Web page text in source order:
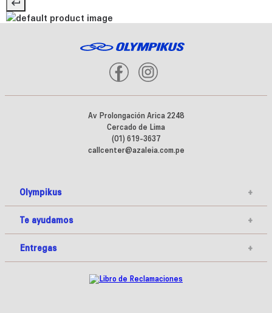
Av Prolongación Arica 2248
Cercado de Lima
(01) 619-3637
callcenter@azaleia.com.pe
Olympikus +
Te ayudamos +
Entregas +